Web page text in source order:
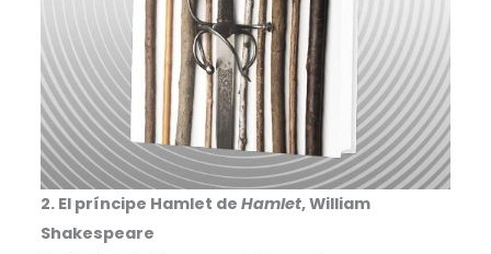
2. El príncipe Hamlet de Hamlet, William
Shakespeare